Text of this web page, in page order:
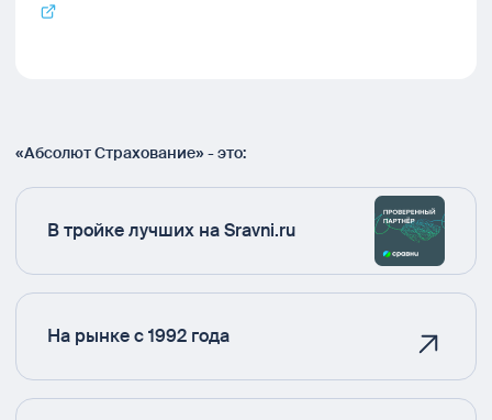
«Абсолют Страхование» - это:
В тройке лучших на Sravni.ru
На рынке с 1992 года